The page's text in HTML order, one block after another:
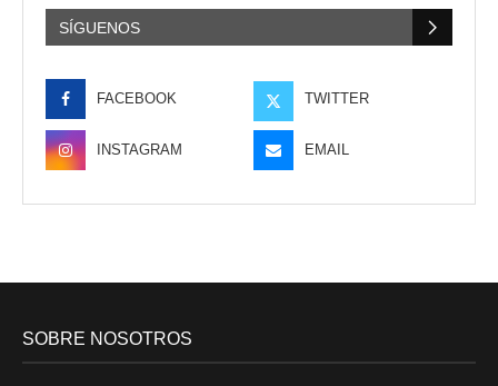
SÍGUENOS
FACEBOOK TWITTER
INSTAGRAM EMAIL
SOBRE NOSOTROS